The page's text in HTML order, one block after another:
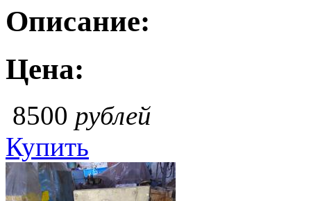
Описание:
Цена:
8500 рублей
Купить